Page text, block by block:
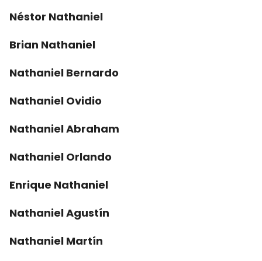
Néstor Nathaniel
Brian Nathaniel
Nathaniel Bernardo
Nathaniel Ovidio
Nathaniel Abraham
Nathaniel Orlando
Enrique Nathaniel
Nathaniel Agustín
Nathaniel Martín